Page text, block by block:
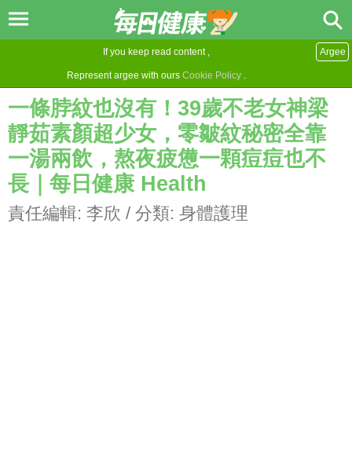
If you keep read content ,
Represent argee with ours Cookie Policy .
Argee
一條脖紋也沒有！39歲不老女神梁
靜茹素顏超少女，零皺紋秘密全靠
一湯兩飲，熬夜疲憊一顆痘痘也不
長｜每日健康 Health
責任編輯: 李欣 / 分類: 身體護理